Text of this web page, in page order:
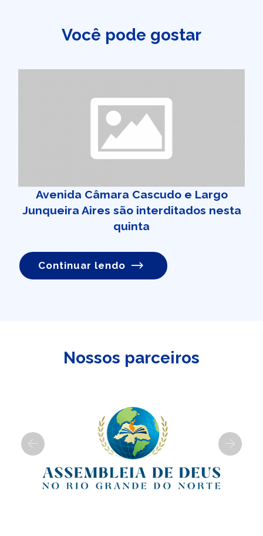
Você pode gostar
Avenida Câmara Cascudo e Largo
Junqueira Aires são interditados nesta
quinta
Continuar lendo
Nossos parceiros
Previous Next